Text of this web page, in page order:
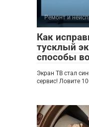
Ремонт и
Как
тусклый
способы
Экран ТВ стал
сервис! Ловите